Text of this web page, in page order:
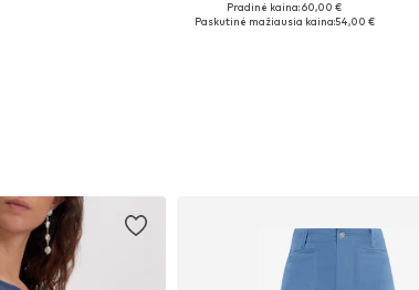
Galimi dydžiai: XS, M, L
Pradinė kaina: 60,00 €
Paskutinė mažiausia kaina:54,00 €